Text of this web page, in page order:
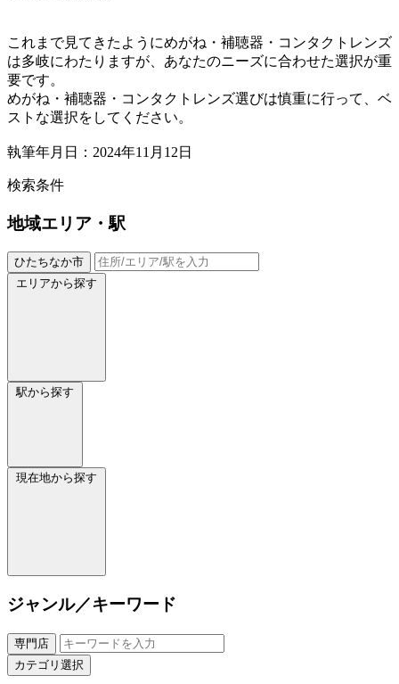
これまで見てきたようにめがね・補聴器・コンタクトレンズ
は多岐にわたりますが、あなたのニーズに合わせた選択が重
要です。
めがね・補聴器・コンタクトレンズ選びは慎重に行って、ベ
ストな選択をしてください。
執筆年月日：2024年11月12日
検索条件
地域エリア・駅
ひたちなか市
エリアから探す
駅から探す
現在地から探す
ジャンル／キーワード
専門店
カテゴリ選択